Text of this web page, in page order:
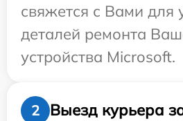
свяжется с Вами для
деталей ремонта
устройства Microsoft.
2
Выезд курьера